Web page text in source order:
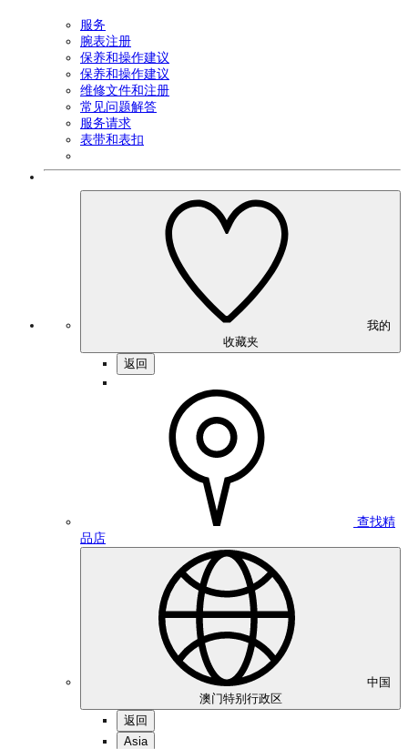
服务
腕表注册
保养和操作建议
保养和操作建议
维修文件和注册
常见问题解答
服务请求
表带和表扣
收藏夹
返回
查找精
品店
中国
澳门特别行政区
返回
Asia